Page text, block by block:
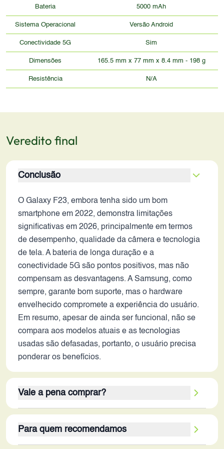
Bateria 5000 mAh
Sistema Operacional Versão Android
Conectividade 5G Sim
Dimensões 165.5 mm x 77 mm x 8.4 mm - 198 g
Resistência N/A
Veredito final
Conclusão
O Galaxy F23, embora tenha sido um bom
smartphone em 2022, demonstra limitações
significativas em 2026, principalmente em termos
de desempenho, qualidade da câmera e tecnologia
de tela. A bateria de longa duração e a
conectividade 5G são pontos positivos, mas não
compensam as desvantagens. A Samsung, como
sempre, garante bom suporte, mas o hardware
envelhecido compromete a experiência do usuário.
Em resumo, apesar de ainda ser funcional, não se
compara aos modelos atuais e as tecnologias
usadas são defasadas, portanto, o usuário precisa
ponderar os benefícios.
Vale a pena comprar?
apenas para usuários com orçamento limitado, que
priorizam tarefas básicas e não exigem alto
Para quem recomendamos